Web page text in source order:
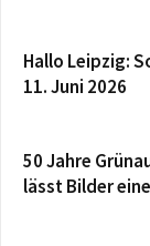
Hallo Leipzig:
11. Juni 2026
50 Jahre
lässt Bilder